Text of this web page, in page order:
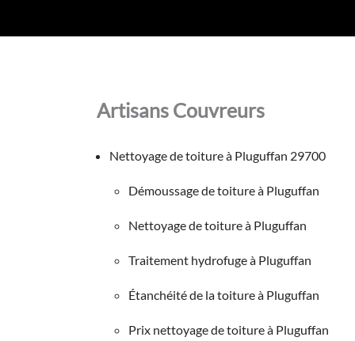
Artisans Couvreurs
Nettoyage de toiture à Pluguffan 29700
Démoussage de toiture à Pluguffan
Nettoyage de toiture à Pluguffan
Traitement hydrofuge à Pluguffan
Étanchéité de la toiture à Pluguffan
Prix nettoyage de toiture à Pluguffan